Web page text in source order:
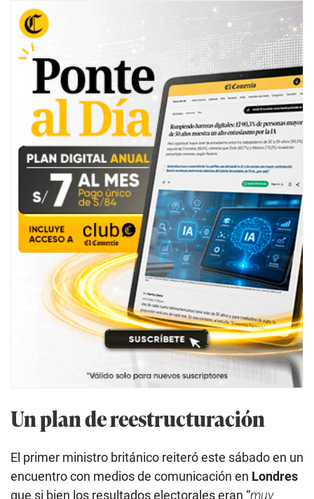
Un plan de reestructuración
El primer ministro británico reiteró este sábado en un
encuentro con medios de comunicación en Londres
que si bien los resultados electorales eran “muy